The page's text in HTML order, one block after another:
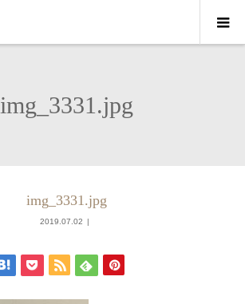
img_3331.jpg
img_3331.jpg
2019.07.02